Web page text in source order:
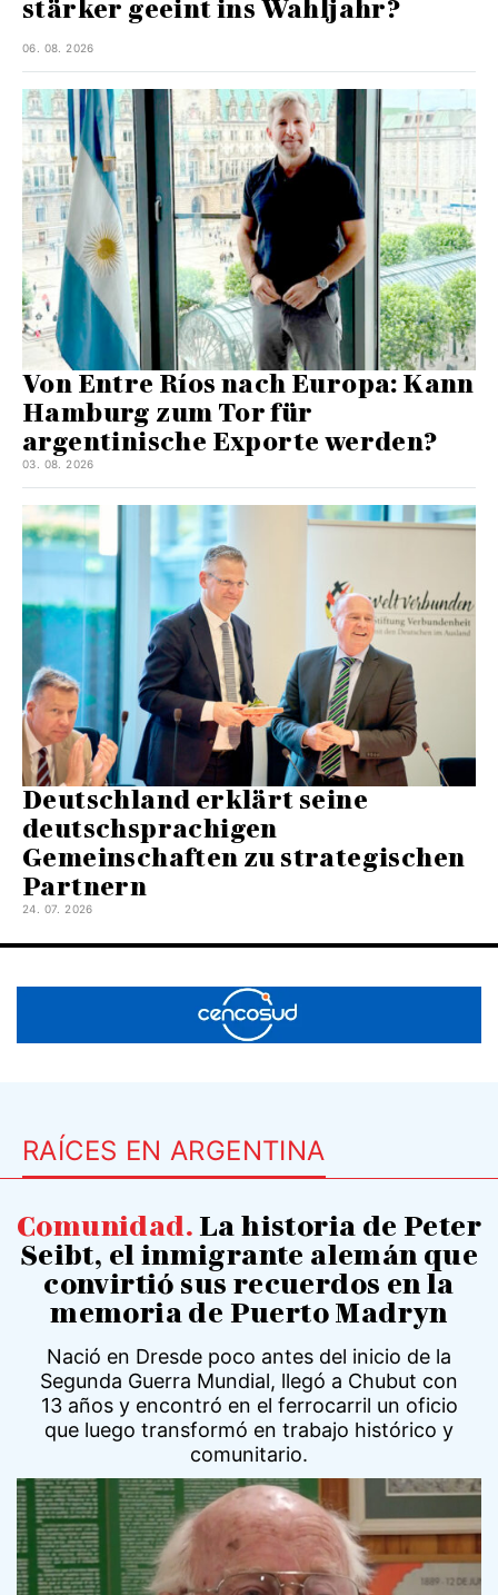
stärker geeint ins Wahljahr?
06. 08. 2026
Von Entre Ríos nach Europa: Kann
Hamburg zum Tor für
argentinische Exporte werden?
03. 08. 2026
Deutschland erklärt seine
deutschsprachigen
Gemeinschaften zu strategischen
Partnern
24. 07. 2026
RAÍCES EN ARGENTINA
Comunidad. La historia de Peter
Seibt, el inmigrante alemán que
convirtió sus recuerdos en la
memoria de Puerto Madryn
Nació en Dresde poco antes del inicio de la
Segunda Guerra Mundial, llegó a Chubut con
13 años y encontró en el ferrocarril un oficio
que luego transformó en trabajo histórico y
comunitario.